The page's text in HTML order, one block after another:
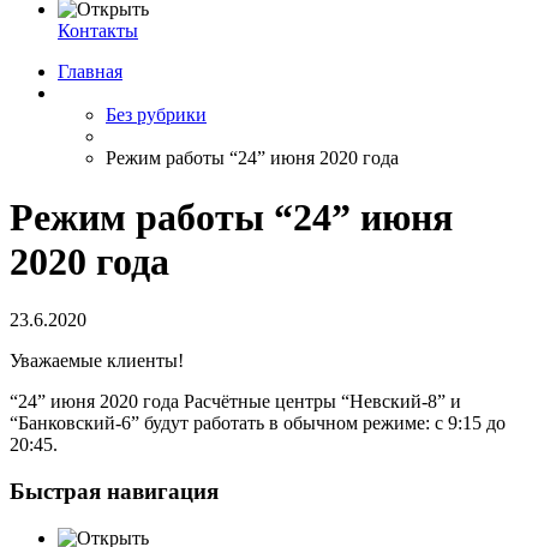
Контакты
Главная
Без рубрики
Режим работы “24” июня 2020 года
Режим работы “24” июня
2020 года
23.6.2020
Уважаемые клиенты!
“24” июня 2020 года Расчётные центры “Невский-8” и
“Банковский-6” будут работать в обычном режиме: с 9:15 до
20:45.
Быстрая навигация